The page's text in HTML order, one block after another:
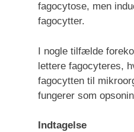
fagocytose, men
fagocytter.
I nogle tilfælde
lettere fagocyteres,
fagocytten til
fungerer som
Indtagelse